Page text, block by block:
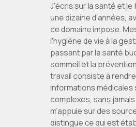
J'écris sur la santé et
une dizaine d'années,
ce domaine impose.
l'hygiène de vie à la
passant par la santé
sommeil et la
travail consiste à
informations médicales
complexes, sans
m'appuie sur des
distingue ce qui est